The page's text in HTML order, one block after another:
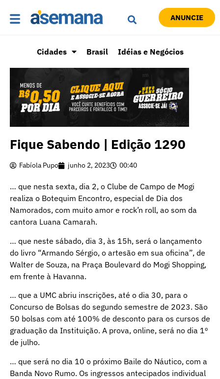
ANUNCIE
Cidades Brasil Idéias e Negócios
Fique Sabendo | Edição 1290
Fabíola Pupo junho 2, 2023 00:40
… que nesta sexta, dia 2, o Clube de Campo de Mogi
realiza o Botequim Encontro, especial de Dia dos
Namorados, com muito amor e rock’n roll, ao som da
cantora Luana Camarah.
… que neste sábado, dia 3, às 15h, será o lançamento
do livro “Armando Sérgio, o artesão em sua oficina”, de
Walter de Souza, na Praça Boulevard do Mogi Shopping,
em frente à Havanna.
… que a UMC abriu inscrições, até o dia 30, para o
Concurso de Bolsas do segundo semestre de 2023. São
50 bolsas com até 100% de desconto para os cursos de
graduação da Instituição. A prova, online, será no dia 1º
de julho.
… que será no dia 10 o próximo Baile do Náutico, com a
Banda Novo Rumo. Os ingressos antecipados individual